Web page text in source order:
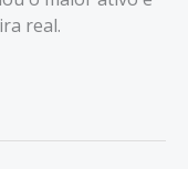
real.